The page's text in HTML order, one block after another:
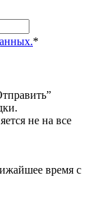
*
не на все
время с